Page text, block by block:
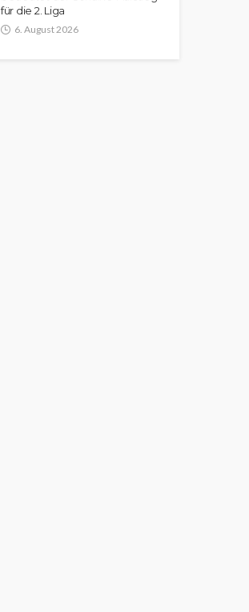
für die 2. Liga
6. August 2026